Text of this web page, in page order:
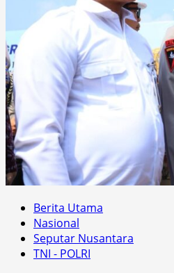
Berita Utama
Nasional
Seputar Nusantara
TNI - POLRI